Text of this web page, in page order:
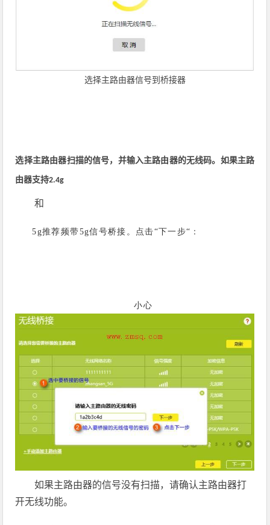
选择主路由器信号到桥接器
选择主路由器扫描的信号，并输入主路由器的无线码。如果主路
由器支持2.4g
和
5g推荐频带5g信号桥接。点击“下一步“ ：
小心
如果主路由器的信号没有扫描，请确认主路由器打
开无线功能。